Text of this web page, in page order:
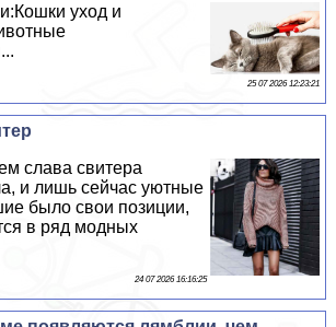
уход и
25 07 2026 12:23:21
слава свитера
и лишь сейчас уютные
было свои позиции,
в ряд модных
24 07 2026 16:16:25